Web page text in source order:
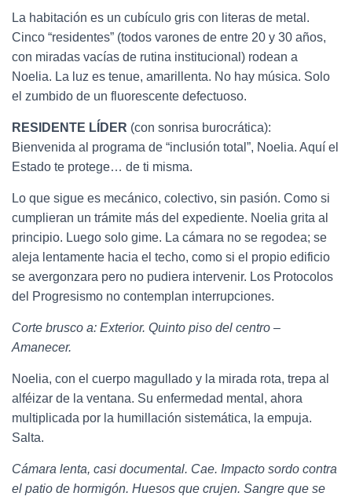
La habitación es un cubículo gris con literas de metal.
Cinco “residentes” (todos varones de entre 20 y 30 años,
con miradas vacías de rutina institucional) rodean a
Noelia. La luz es tenue, amarillenta. No hay música. Solo
el zumbido de un fluorescente defectuoso.
RESIDENTE LÍDER (con sonrisa burocrática):
Bienvenida al programa de “inclusión total”, Noelia. Aquí el
Estado te protege… de ti misma.
Lo que sigue es mecánico, colectivo, sin pasión. Como si
cumplieran un trámite más del expediente. Noelia grita al
principio. Luego solo gime. La cámara no se regodea; se
aleja lentamente hacia el techo, como si el propio edificio
se avergonzara pero no pudiera intervenir. Los Protocolos
del Progresismo no contemplan interrupciones.
Corte brusco a: Exterior. Quinto piso del centro –
Amanecer.
Noelia, con el cuerpo magullado y la mirada rota, trepa al
alféizar de la ventana. Su enfermedad mental, ahora
multiplicada por la humillación sistemática, la empuja.
Salta.
Cámara lenta, casi documental. Cae. Impacto sordo contra
el patio de hormigón. Huesos que crujen. Sangre que se